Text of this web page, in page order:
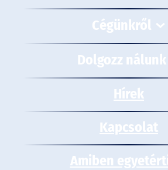
Cégünkről
Dolgozz nálunk
Hírek
Kapcsolat
Amiben